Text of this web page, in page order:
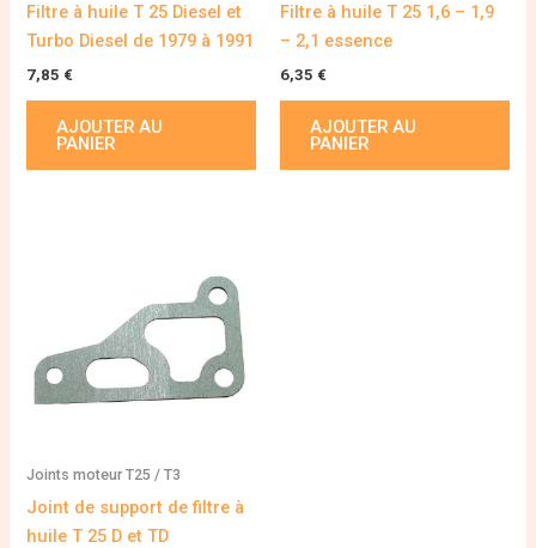
Filtre à huile T 25 Diesel et
Turbo Diesel de 1979 à 1991
7,85 €
AJOUTER AU
PANIER
Filtre à huile T 25 1,6 – 1,9
– 2,1 essence
6,35 €
AJOUTER AU
PANIER
Joints moteur T25 / T3
Joint de support de filtre à
huile T 25 D et TD